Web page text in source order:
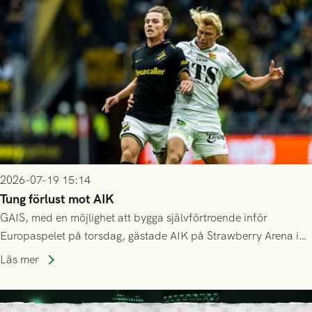
Mostar från Bosnien och Hercegovina.
2026-07-19 15:14
Tung förlust mot AIK
GAIS, med en möjlighet att bygga självförtroende inför
Europaspelet på torsdag, gästade AIK på Strawberry Arena i
Stockholm . Men trots konstant hotande i första halvlek av
lyckades få in 2-0.
Läs mer